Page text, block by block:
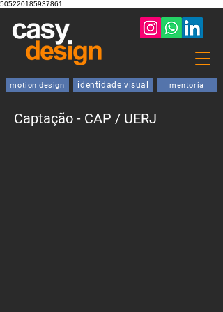
505220185937861
identidade visual mentoria
motion design
Captação - CAP / UERJ